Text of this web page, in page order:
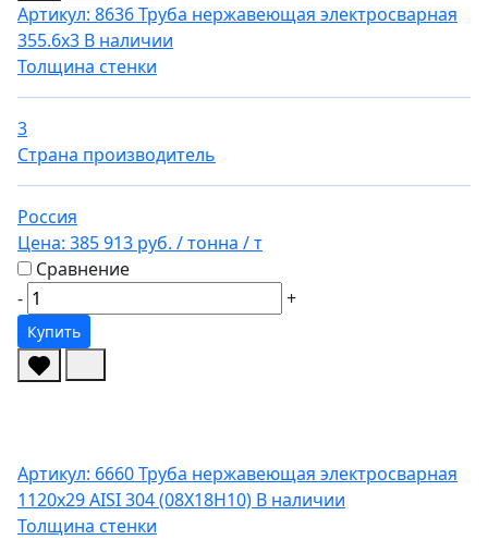
Артикул: 8636Труба нержавеющая электросварная
355.6х3 В наличии
Толщина стенки
3
Страна производитель
Россия
Цена: 385 913 руб. / тонна / т
Сравнение
-
+
Купить
Артикул: 6660Труба нержавеющая электросварная
1120х29 AISI 304 (08Х18Н10) В наличии
Толщина стенки